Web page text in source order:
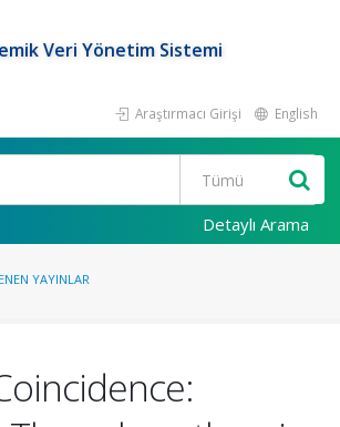
Veri Yönetim Sistemi
Araştırmacı Girişi English
Detaylı Arama
YAYINLAR